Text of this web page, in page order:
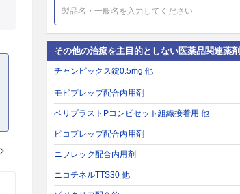
その他の治療を主目的としない医薬品関連薬剤
チャンピックス錠0.5mg 他
モビプレップ配合内用剤
ベリプラストPコンビセット組織接着用 他
ピコプレップ配合内用剤
ニフレック配合内用剤
ニコチネルTTS30 他